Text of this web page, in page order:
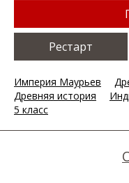
Рестарт
Империя Маурьев
Древняя история
5 класс